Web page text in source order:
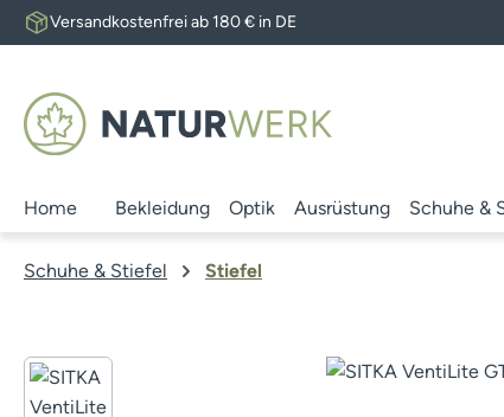
Hauptinhalt springen
Zur Suche springen
Zur Hauptnavigation springen
Versandkostenfrei ab 180 € in DE
Home Bekleidung Optik Ausrüstung Schuhe &
Schuhe & Stiefel Stiefel
Bildergalerie überspringen